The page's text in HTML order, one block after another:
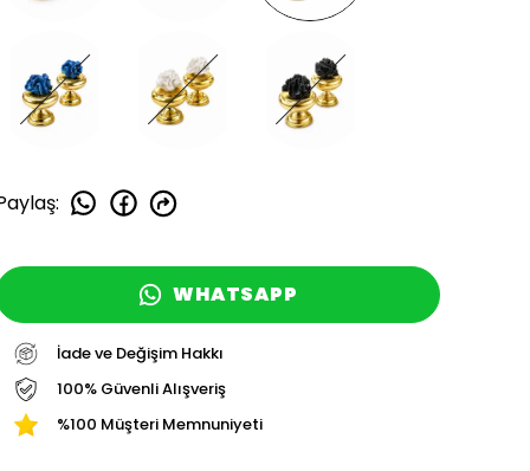
:
WHATSAPP
İade ve Değişim Hakkı
100% Güvenli Alışveriş
%100 Müşteri Memnuniyeti